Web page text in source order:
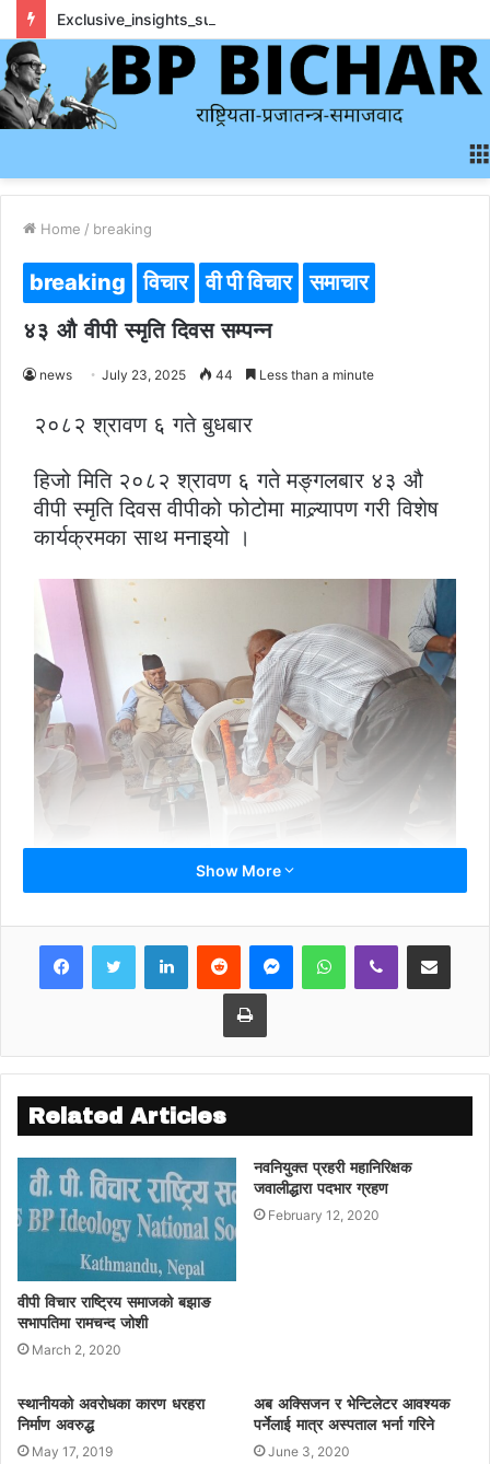
Home / breaking
breaking विचार वी पी विचार समाचार
४३ औ वीपी स्मृति दिवस सम्पन्न
news July 23, 2025 44 Less than a minute
२०८२ श्रावण ६ गते बुधबार
हिजो मिति २०८२ श्रावण ६ गते मङ्गलबार ४३ औ
वीपी स्मृति दिवस वीपीको फोटोमा माल्र्यापण गरी विशेष
कार्यक्रमका साथ मनाइयो ।
Show More
LinkedInReddit MessengerWhatsAppViber Share via Email
Print
Related Articles
वीपी विचार राष्ट्रिय समाजको बझाङ
सभापतिमा रामचन्द जोशी
March 2, 2020
नवनियुक्त प्रहरी महानिरिक्षक
जवालीद्धारा पदभार ग्रहण
February 12, 2020
स्थानीयको अवरोधका कारण धरहरा
निर्माण अवरुद्ध
May 17, 2019
अब अक्सिजन र भेन्टिलेटर आवश्यक
पर्नेलाई मात्र अस्पताल भर्ना गरिने
June 3, 2020